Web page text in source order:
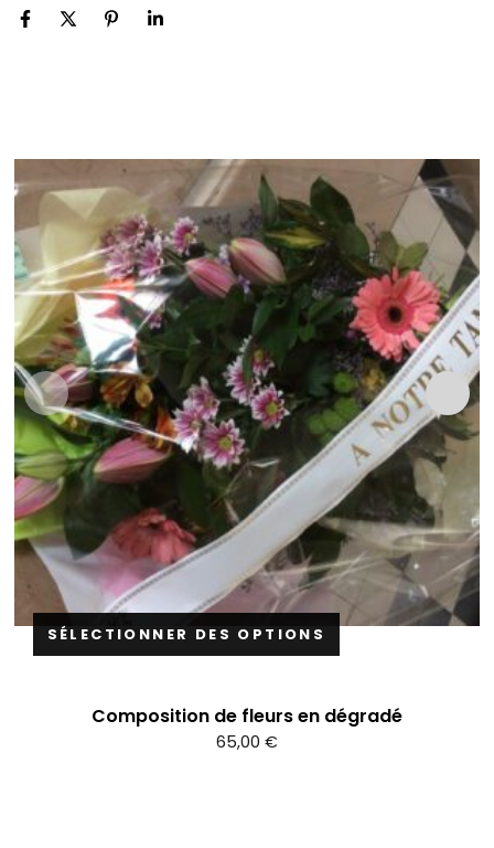
SÉLECTIONNER DES OPTIONS
Composition de fleurs en dégradé
65,00 €